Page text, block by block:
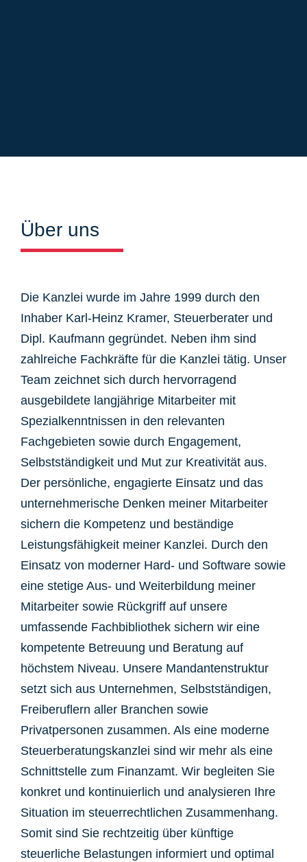
Über uns
Die Kanzlei wurde im Jahre 1999 durch den
Inhaber Karl-Heinz Kramer, Steuerberater und
Dipl. Kaufmann gegründet. Neben ihm sind
zahlreiche Fachkräfte für die Kanzlei tätig. Unser
Team zeichnet sich durch hervorragend
ausgebildete langjährige Mitarbeiter mit
Spezialkenntnissen in den relevanten
Fachgebieten sowie durch Engagement,
Selbstständigkeit und Mut zur Kreativität aus.
Der persönliche, engagierte Einsatz und das
unternehmerische Denken meiner Mitarbeiter
sichern die Kompetenz und beständige
Leistungsfähigkeit meiner Kanzlei. Durch den
Einsatz von moderner Hard- und Software sowie
eine stetige Aus- und Weiterbildung meiner
Mitarbeiter sowie Rückgriff auf unsere
umfassende Fachbibliothek sichern wir eine
kompetente Betreuung und Beratung auf
höchstem Niveau. Unsere Mandantenstruktur
setzt sich aus Unternehmen, Selbstständigen,
Freiberuflern aller Branchen sowie
Privatpersonen zusammen. Als eine moderne
Steuerberatungskanzlei sind wir mehr als eine
Schnittstelle zum Finanzamt. Wir begleiten Sie
konkret und kontinuierlich und analysieren Ihre
Situation im steuerrechtlichen Zusammenhang.
Somit sind Sie rechtzeitig über künftige
steuerliche Belastungen informiert und optimal